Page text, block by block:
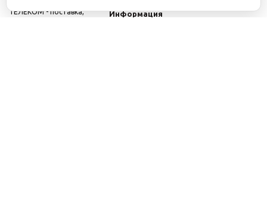
ТЕЛЕКОМ - поставка,
Информация